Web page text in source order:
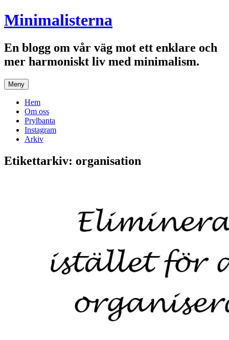
Hoppa
till
Minimalisterna
En blogg om vår väg mot ett enklare och
mer harmoniskt liv med minimalism.
Meny
Hem
Om oss
Prylbanta
Instagram
Arkiv
Etikettarkiv: organisation